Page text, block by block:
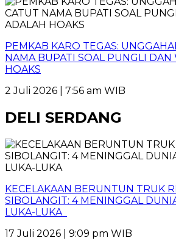
PEMKAB KARO TEGAS:
NAMA BUPATI SOAL PUNGLI DAN
HOAKS
2 Juli 2026 | 7:56 am WIB
DELI SERDANG
KECELAKAAN BERUNTUN TRUK
SIBOLANGIT: 4 MENINGGAL
LUKA-LUKA
17 Juli 2026 | 9:09 pm WIB